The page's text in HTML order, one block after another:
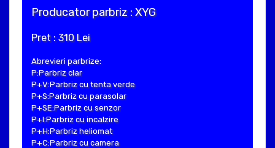
Producator parbriz : XYG
Pret : 310 Lei
Abrevieri parbrize:
P:Parbriz clar
P+V:Parbriz cu tenta verde
P+S:Parbriz cu parasolar
P+SE:Parbriz cu senzor
P+I:Parbriz cu incalzire
P+H:Parbriz heliomat
P+C:Parbriz cu camera